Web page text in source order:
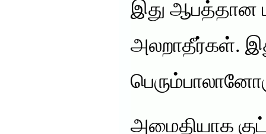
இது ஆபத்தான
அலறாதீர்கள்.
அமைதியாக